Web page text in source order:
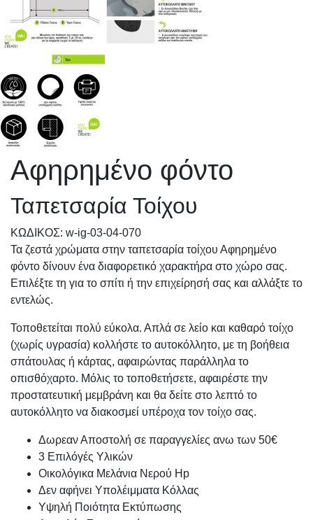
Αφηρημένο φόντο
Ταπετσαρία Τοίχου
KΩΔΙΚΟΣ: w-ig-03-04-070
Τα ζεστά χρώματα στην ταπετσαρία τοίχου Αφηρημένο
φόντο δίνουν ένα διαφορετικό χαρακτήρα στο χώρο σας.
Επιλέξτε τη για το σπίτι ή την επιχείρησή σας και αλλάξτε το
εντελώς.
Τοποθετείται πολύ εύκολα. Απλά σε λείο και καθαρό τοίχο
(χωρίς υγρασία) κολλήστε το αυτοκόλλητο, με τη βοήθεια
σπάτουλας ή κάρτας, αφαιρώντας παράλληλα το
οπισθόχαρτο. Μόλις το τοποθετήσετε, αφαιρέστε την
προστατευτική μεμβράνη και θα δείτε στο λεπτό το
αυτοκόλλητο να διακοσμεί υπέροχα τον τοίχο σας.
Δωρεαν Αποστολή σε παραγγελίες ανω των 50€
3 Επιλόγές Υλικών
Οικολόγικα Μελάνια Νερού Hp
Δεν αφήνει Υπολέιμματα Κόλλας
Υψηλή Ποιότητα Εκτύπωσης